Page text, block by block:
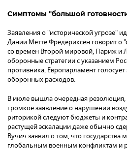
Симптомы "большой
Заявления о "исторической угрозе"
Дании Метте Фредериксен говорит
со времен Второй мировой, Париж и
оборонные стратегии с указанием
противника, Европарламент
оборонных расходов.
В июле вышла очередная резолюция,
громкое заявление о нарушении
риторикой следуют бюджеты и
растущей эскалации даже обычно
Вучич заявил о том, что государства
глобальным военным конфликтам и